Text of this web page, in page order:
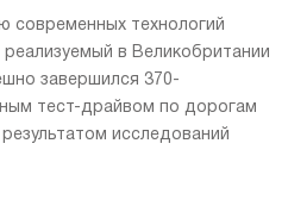
современных технологий
в Великобритании
завершился 370-
тест-драйвом по дорогам
исследований